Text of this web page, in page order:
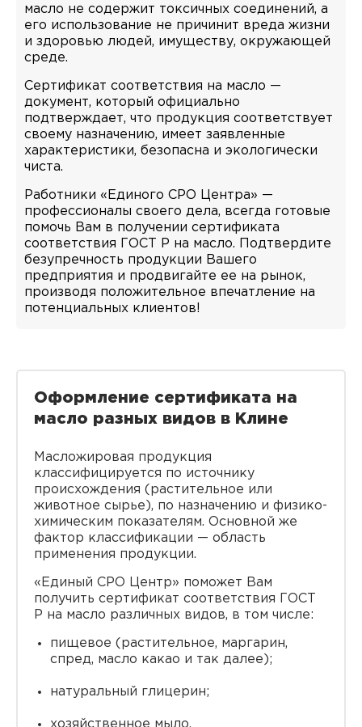
масло не содержит токсичных соединений, а
его использование не причинит вреда жизни
и здоровью людей, имуществу, окружающей
среде.
Сертификат соответствия на масло —
документ, который официально
подтверждает, что продукция соответствует
своему назначению, имеет заявленные
характеристики, безопасна и экологически
чиста.
Работники «Единого СРО Центра» —
профессионалы своего дела, всегда готовые
помочь Вам в получении сертификата
соответствия ГОСТ Р на масло. Подтвердите
безупречность продукции Вашего
предприятия и продвигайте ее на рынок,
производя положительное впечатление на
потенциальных клиентов!
Оформление сертификата на
масло разных видов в Клине
Масложировая продукция
классифицируется по источнику
происхождения (растительное или
животное сырье), по назначению и физико-
химическим показателям. Основной же
фактор классификации — область
применения продукции.
«Единый СРО Центр» поможет Вам
получить сертификат соответствия ГОСТ
Р на масло различных видов, в том числе:
пищевое (растительное, маргарин,
спред, масло какао и так далее);
натуральный глицерин;
хозяйственное мыло.